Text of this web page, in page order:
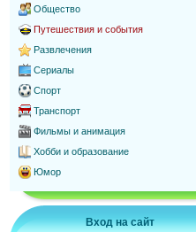
Общество
Путешествия и события
Развлечения
Сериалы
Спорт
Транспорт
Фильмы и анимация
Хобби и образование
Юмор
Вход на сайт